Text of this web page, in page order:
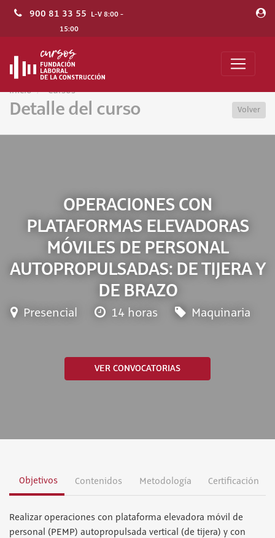
900 81 33 55 L-V 8:00 -
15:00
Inicio Cursos
Detalle del curso Volver
OPERACIONES CON
PLATAFORMAS ELEVADORAS
MÓVILES DE PERSONAL
AUTOPROPULSADAS: DE TIJERA Y
DE BRAZO
Presencial 14 horas Maquinaria
VER CONVOCATORIAS
Objetivos Contenidos Metodología Certificación
Realizar operaciones con plataforma elevadora móvil de
personal (PEMP) autopropulsada vertical (de tijera) y con